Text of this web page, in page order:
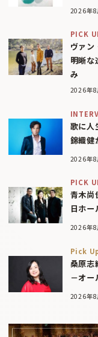
2026年8
PICK
ヴァン
明晰な
み
2026年8
歌に人
錦織健
2026年8
PICK
青木尚
日ホー
2026年8
Pick
桑原志
－オ
2026年8